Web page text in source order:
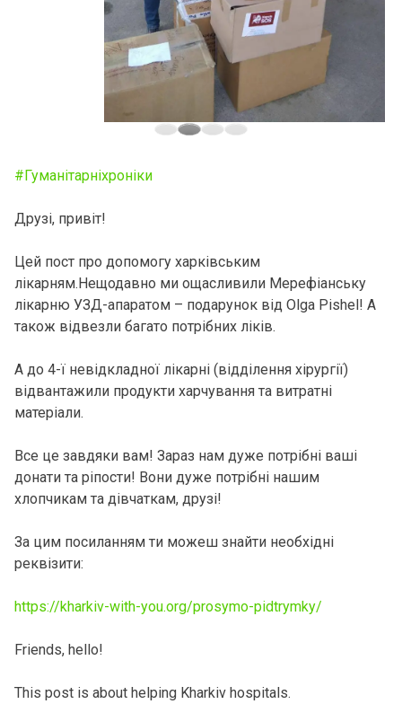
#Гуманiтарнiхронiки
Друзі, привіт!
Цей пост про допомогу харківським
лікарням.Нещодавно ми ощасливили Мерефіанську
лікарню УЗД-апаратом – подарунок вiд Olga Pishel! А
також відвезли багато потрібних ліків.
А до 4-ї невідкладної лікарні (відділення хірургії)
відвантажили продукти харчування та витратні
матеріали.
Все це завдяки вам! Зараз нам дуже потрібні ваші
донати та ріпости! Вони дуже потрібні нашим
хлопчикам та дівчаткам, друзі!
За цим посиланням ти можеш знайти необхідні
реквізити:
https://kharkiv-with-you.org/prosymo-pidtrymky/
Friends, hello!
This post is about helping Kharkiv hospitals.